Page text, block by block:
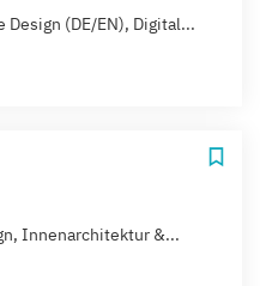
Design (DE/EN), Digital...
Innenarchitektur &...